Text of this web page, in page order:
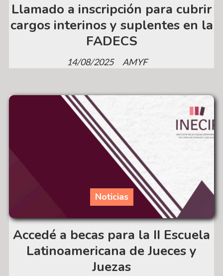
Llamado a inscripción para cubrir
cargos interinos y suplentes en la
FADECS
AMYF
14/08/2025
Accedé a becas para la II Escuela
Latinoamericana de Jueces y
Juezas
Noticias